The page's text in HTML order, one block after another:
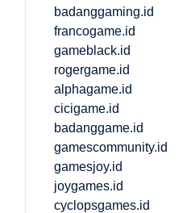
badanggaming.id
francogame.id
gameblack.id
rogergame.id
alphagame.id
cicigame.id
badanggame.id
gamescommunity.id
gamesjoy.id
joygames.id
cyclopsgames.id